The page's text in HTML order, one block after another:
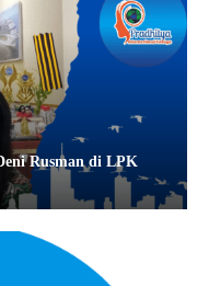
Rusman di LPK